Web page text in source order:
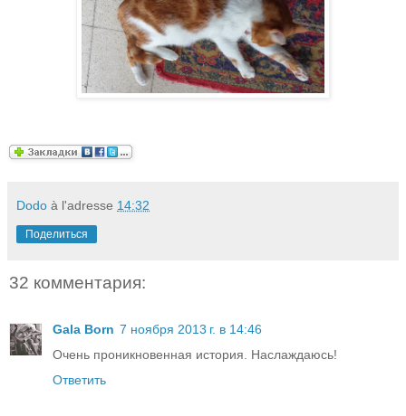
Dodo à l'adresse 14:32
Поделиться
32 комментария:
Gala Born 7 ноября 2013 г. в 14:46
Очень проникновенная история. Наслаждаюсь!
Ответить